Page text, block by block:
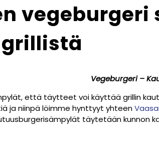
vegeburgeri
grillistä
Vegeburgeri –
että täytteet voi käyttää grillin
ja niinpä löimme hynttyyt yhteen
täytetään kunnon